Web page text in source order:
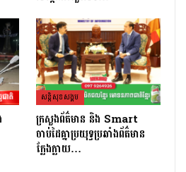
សន្តិសុខសង្គម
ក្រសួងព័ត៌មាន និង Smart
ចាប់ដៃគ្នាប្រយុទ្ធប្រឆាំងព័ត៌មាន
ក្លែងក្លាយ…